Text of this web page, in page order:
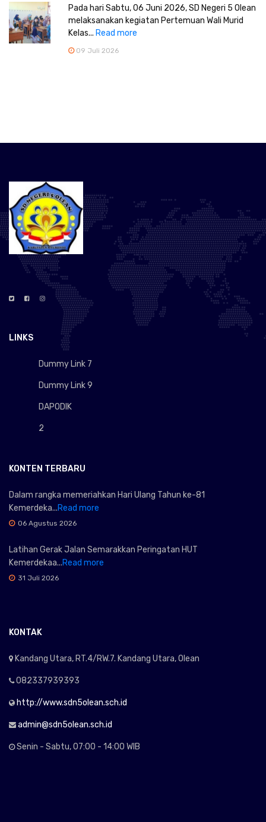
Pada hari Sabtu, 06 Juni 2026, SD Negeri 5 Olean
melaksanakan kegiatan Pertemuan Wali Murid
Kelas... Read more
09 Juli 2026
LINKS
Dummy Link 7
Dummy Link 9
DAPODIK
2
KONTEN TERBARU
Dalam rangka memeriahkan Hari Ulang Tahun ke-81
Kemerdeka...Read more
06 Agustus 2026
Latihan Gerak Jalan Semarakkan Peringatan HUT
Kemerdekaa...Read more
31 Juli 2026
KONTAK
Kandang Utara, RT.4/RW.7. Kandang Utara, Olean
082337939393
http://www.sdn5olean.sch.id
admin@sdn5olean.sch.id
Senin - Sabtu, 07:00 - 14:00 WIB